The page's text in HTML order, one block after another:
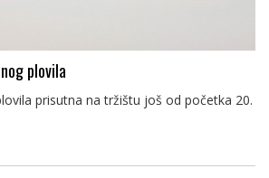
plovila
prisutna na tržištu još od početka 20.